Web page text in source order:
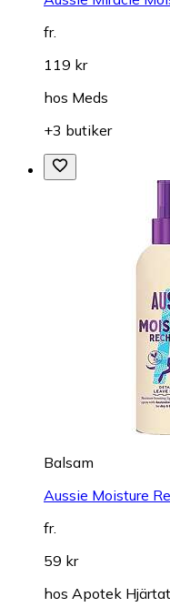
fr.
119 kr
hos Meds
+3 butiker
Balsam
Aussie Moisture
fr.
59 kr
hos Apotek Hjärtat